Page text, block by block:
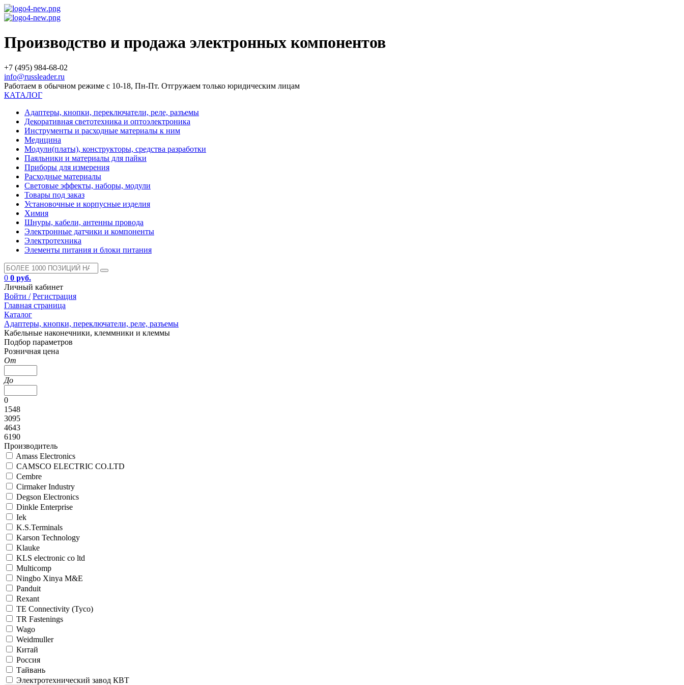
Производство и продажа электронных компонентов
+7 (495) 984-68-02
info@russleader.ru
Работаем в обычном режиме с 10-18, Пн-Пт. Отгружаем только юридическим лицам
КАТАЛОГ
Адаптеры, кнопки, переключатели, реле, разъемы
Декоративная светотехника и оптоэлектроника
Инструменты и расходные материалы к ним
Медицина
Модули(платы), конструкторы, средства разработки
Паяльники и материалы для пайки
Приборы для измерения
Расходные материалы
Световые эффекты, наборы, модули
Товары под заказ
Установочные и корпусные изделия
Химия
Шнуры, кабели, антенны провода
Электронные датчики и компоненты
Электротехника
Элементы питания и блоки питания
0 0 руб.
Личный кабинет
Войти / Регистрация
Главная страница
Каталог
Адаптеры, кнопки, переключатели, реле, разъемы
Кабельные наконечники, клеммники и клеммы
Подбор параметров
Розничная цена
От
До
0
1548
3095
4643
6190
Производитель
Amass Electronics
CAMSCO ELECTRIC CO.LTD
Cembre
Cirmaker Industry
Degson Electronics
Dinkle Enterprise
Iek
K.S.Terminals
Karson Technology
Klauke
KLS electronic co ltd
Multicomp
Ningbo Xinya M&E
Panduit
Rexant
TE Connectivity (Tyco)
TR Fastenings
Wago
Weidmuller
Китай
Россия
Тайвань
Электротехнический завод КВТ